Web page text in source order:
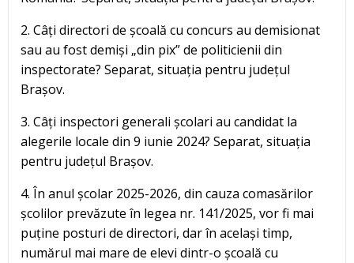
2. Câți directori de școală cu concurs au demisionat
sau au fost demiși „din pix” de politicienii din
inspectorate? Separat, situația pentru județul
Brașov.
3. Câți inspectori generali școlari au candidat la
alegerile locale din 9 iunie 2024? Separat, situația
pentru județul Brașov.
4. În anul școlar 2025-2026, din cauza comasărilor
școlilor prevăzute în legea nr. 141/2025, vor fi mai
puține posturi de directori, dar în același timp,
numărul mai mare de elevi dintr-o școală cu